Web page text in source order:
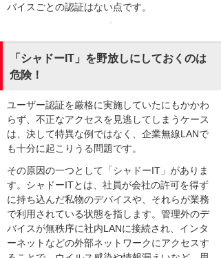
バイスごとの認証はない点です。
「シャドーIT」を野放しにしておくのは
危険！
ユーザー認証を厳格に実施していたにもかかわ
らず、不正なアクセスを見逃してしまうケース
は、決して特異な例ではなく、企業無線LANで
も十分に起こりうる問題です。
その原因の一つとして「シャドーIT」がありま
す。シャドーITとは、社員が会社の許可を得ず
に持ち込んだ私物のデバイスや、それらが業務
で利用されている状態を指します。管理外のデ
バイスが無秩序に社内LANに接続され、インタ
ーネットなどの外部ネットワークにアクセスす